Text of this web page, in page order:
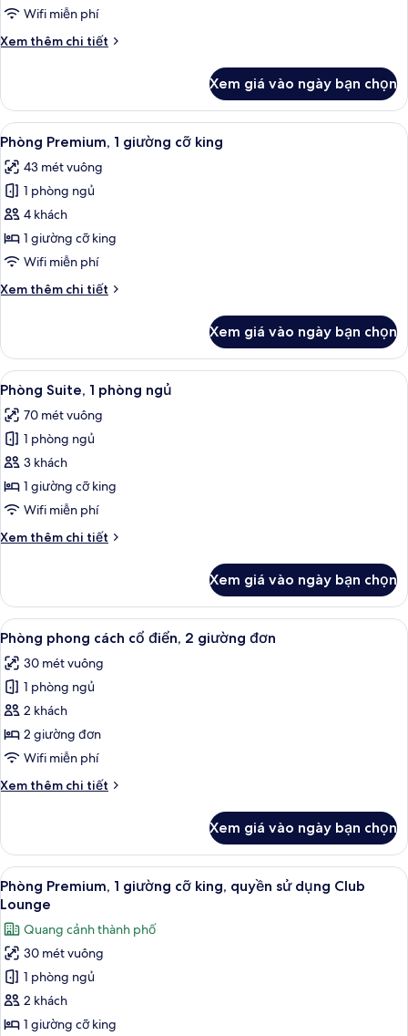
cách
điển
Wifi miễn phí
Xem thêm chi tiết
Chi
Phòng
phong
cách
điển
Xem giá vào ngày bạn chọn
Xem
tất
cả
ảnh
Phòng
Premium,
1
cỡ
Minibar, két bảo mật tại phòng, bàn
50
Phòng Premium, 1 giường cỡ king
43 mét vuông
1 phòng ngủ
4 khách
1 giường cỡ king
Wifi miễn phí
Xem thêm chi tiết
Chi
Phòng
Premium,
1
giường
cỡ
king
Xem giá vào ngày bạn chọn
Xem
tất
cả
ảnh
Phòng
Suite,
1
ngủ
Phòng Suite, 1 phòng ngủ | Minibar,
15
Phòng Suite, 1 phòng ngủ
70 mét vuông
1 phòng ngủ
3 khách
1 giường cỡ king
Wifi miễn phí
Xem thêm chi tiết
Chi
Phòng
Suite,
1
phòng
ngủ
Xem giá vào ngày bạn chọn
Xem
tất
cả
ảnh
Phòng
phong
cách
điển,
đơn
Phòng phong cách cổ điển, 2
10
Phòng phong cách cổ điển, 2 giường đơn
30 mét vuông
1 phòng ngủ
2 khách
2 giường đơn
Wifi miễn phí
Xem thêm chi tiết
Chi
Phòng
phong
cách
cổ
2
giường
đơn
Xem giá vào ngày bạn chọn
Xem
tất
cả
ảnh
Phòng
Premium,
1
giường
Phòng Premium, 1 giường cỡ king,
33
Phòng Premium, 1 giường cỡ king, quyền sử dụng Club
Lounge
Quang cảnh thành phố
30 mét vuông
1 phòng ngủ
2 khách
1 giường cỡ king